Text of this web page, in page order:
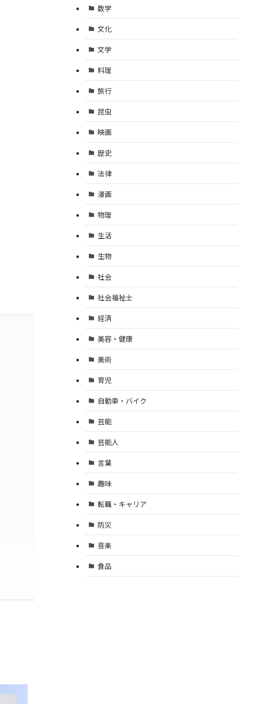
数学
文化
文学
料理
旅行
昆虫
映画
歴史
法律
漫画
物理
生活
生物
社会
社会福祉士
経済
美容・健康
美術
育児
自動車・バイク
芸能
芸能人
言葉
趣味
転職・キャリア
防災
音楽
食品